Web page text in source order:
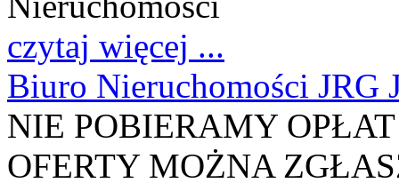
czytaj więcej ...
Biuro Nieruchomości JRG
NIE POBIERAMY
OFERTY MOŻNA